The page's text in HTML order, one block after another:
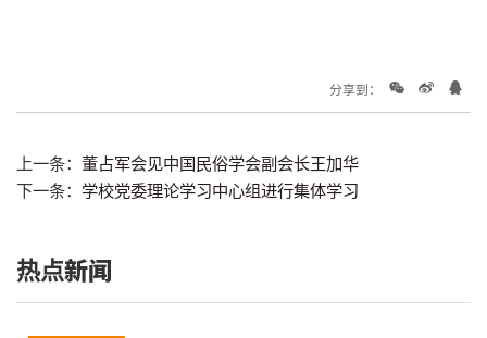
分享到：
上一条： 董占军会见中国民俗学会副会长王加华
下一条： 学校党委理论学习中心组进行集体学习
热点新闻